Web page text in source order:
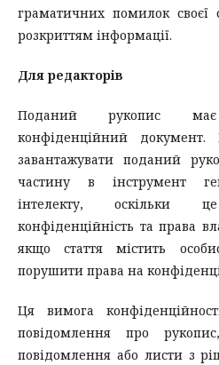
граматичних помилок своєї
розкриттям інформації.
Для редакторів
Поданий рукопис
конфіденційний
завантажувати поданий
частину в інструмент
інтелекту, оскільки
конфіденційність та права
якщо стаття містить
порушити права на
Ця вимога
повідомлення про
повідомлення або листи з